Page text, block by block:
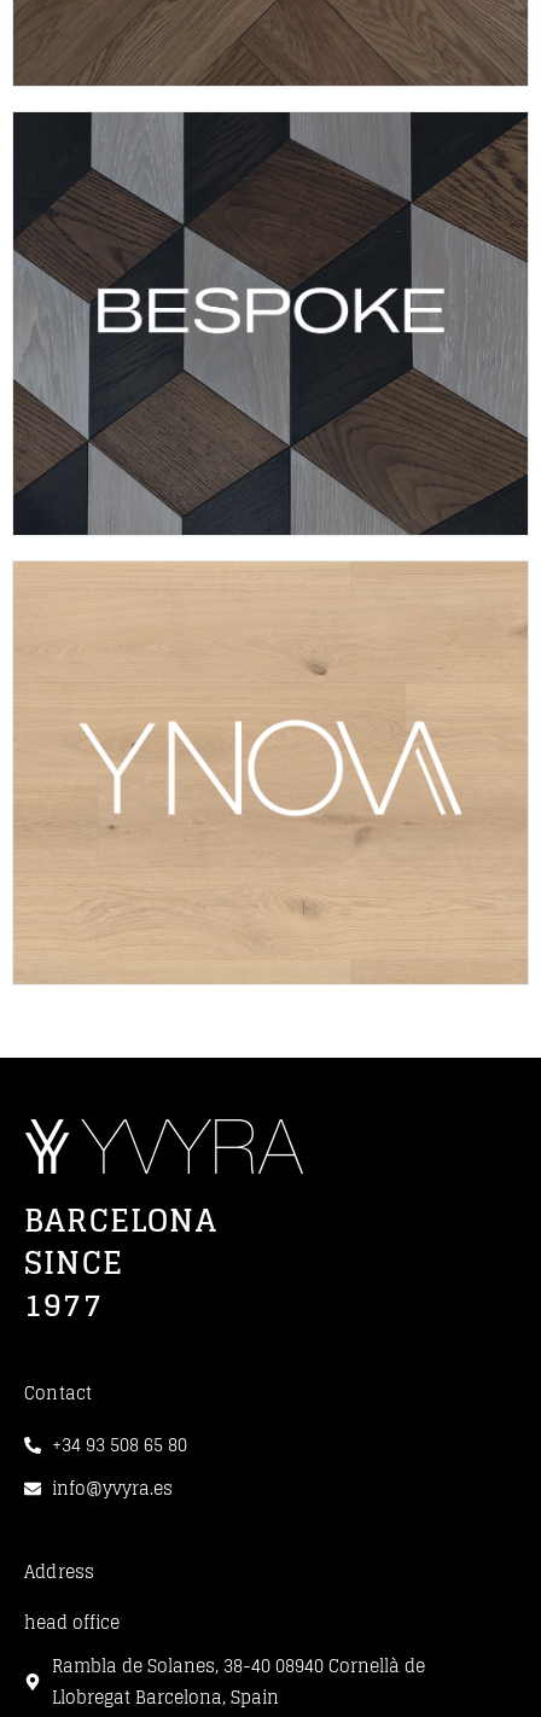
VER COLECCIÓN
VER COLECCIÓN
BARCELONA
SINCE
1977
Contact
+34 93 508 65 80
info@yvyra.es
Address
head office
Rambla de Solanes, 38-40 08940 Cornellà de
Llobregat Barcelona, Spain